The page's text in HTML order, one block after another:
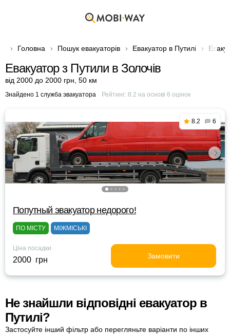
Головна Пошук евакуаторів Евакуатор в Путилі
Евакуатор з Путили в Золочів
від 2000 до 2000 грн 50 км
Знайдено 1 служба эвакуатора Рейтинг: 8.2 на основі 6 оцінок
8.2 6
Попутный эвакуатор недорого!
ПО МІСТУ МІЖМІСЬКІ
Ціна посадки
2000 грн Замовити
Не знайшли відповідні евакуатор в
Путилі?
Застосуйте інший фільтр або перегляньте варіанти по інших